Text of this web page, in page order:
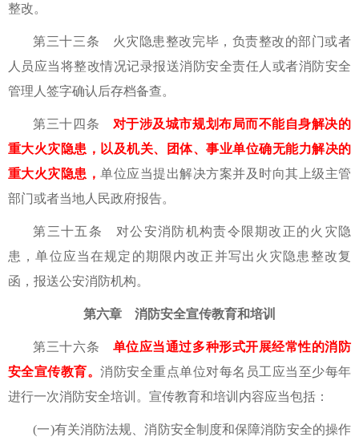
整改。
第三十三条 火灾隐患整改完毕，负责整改的部门或者
人员应当将整改情况记录报送消防安全责任人或者消防安全
管理人签字确认后存档备查。
第三十四条
对于涉及城市规划布局而不能自身解决的
重大火灾隐患，以及机关、团体、事业单位确无能力解决的
重大火灾隐患，单位应当提出解决方案并及时向其上级主管
部门或者当地人民政府报告。
第三十五条 对公安消防机构责令限期改正的火灾隐
患，单位应当在规定的期限内改正并写出火灾隐患整改复
函，报送公安消防机构。
第六章 消防安全宣传教育和培训
第三十六条 单位应当通过多种形式开展经常性的消防
安全宣传教育。消防安全重点单位对每名员工应当至少每年
进行一次消防安全培训。宣传教育和培训内容应当包括：
(一)有关消防法规、消防安全制度和保障消防安全的操作